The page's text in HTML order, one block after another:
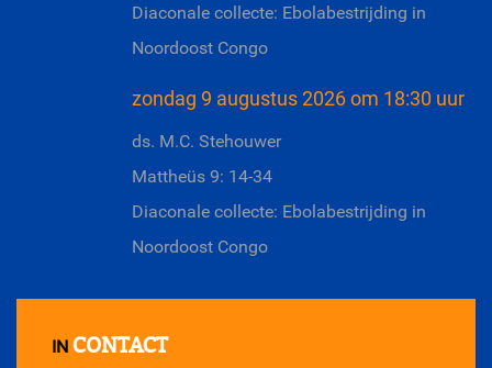
Diaconale collecte: Ebolabestrijding in
Noordoost Congo
zondag 9 augustus 2026 om 18:30 uur
ds. M.C. Stehouwer
Mattheüs 9: 14-34
Diaconale collecte: Ebolabestrijding in
Noordoost Congo
IN CONTACT